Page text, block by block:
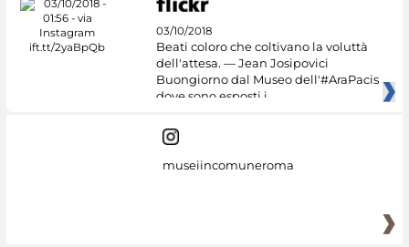
03/10/2018
Beati coloro che coltivano la voluttà
dell'attesa. — Jean Josipovici
Buongiorno dal Museo dell'#AraPacis
dove sono esposti i
museiincomuneroma